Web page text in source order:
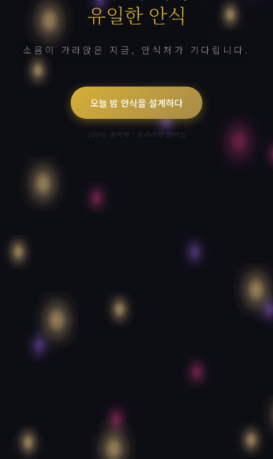
유일한 안식
소음이 가라앉은 지금, 안식처가 기다립니다.
오늘 밤 안식을 설계하다
100% 예약제 · 프라이빗 멤버십